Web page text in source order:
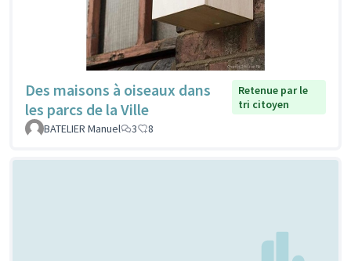
Des maisons à oiseaux dans
les parcs de la Ville
Retenue par le
tri citoyen
BATELIER Manuel
3 8